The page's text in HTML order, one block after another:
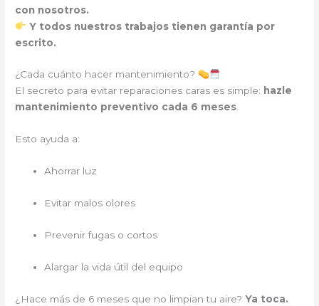
con nosotros.
Y todos nuestros trabajos tienen garantía por
escrito.
¿Cada cuánto hacer mantenimiento?
El secreto para evitar reparaciones caras es simple: hazle
mantenimiento preventivo cada 6 meses.
Esto ayuda a:
Ahorrar luz
Evitar malos olores
Prevenir fugas o cortos
Alargar la vida útil del equipo
¿Hace más de 6 meses que no limpian tu aire?Ya toca.